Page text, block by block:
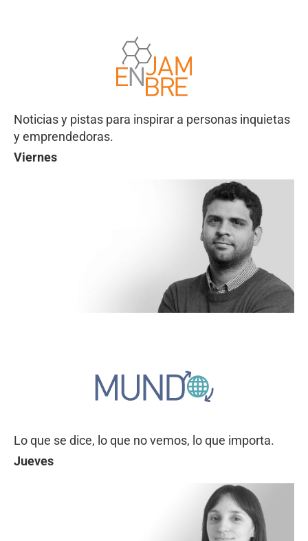
Noticias y pistas para inspirar a personas inquietas
y emprendedoras.
Viernes
Lo que se dice, lo que no vemos, lo que importa.
Jueves